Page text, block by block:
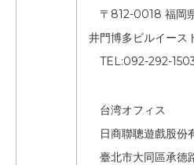
〒812-0018 福岡
井門博多ビルイース
TEL:092-292-
台湾オフィス
日商聯聰遊戲股份
臺北市大同區承德